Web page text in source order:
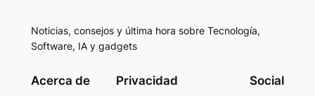
Noticias, consejos y última hora sobre Tecnología,
Software, IA y gadgets
Acerca de Privacidad Social